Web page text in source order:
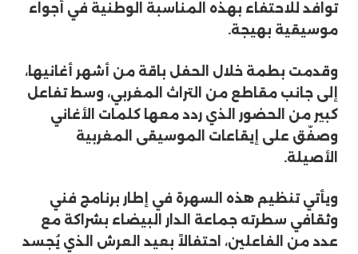
توافد للاحتفاء بهذه المناسبة الوطنية في أجواء
موسيقية بهيجة.
وقدمت بطمة خلال الحفل باقة من أشهر أغانيها،
إلى جانب مقاطع من التراث المغربي، وسط تفاعل
كبير من الحضور الذي ردد معها كلمات الأغاني
وصفّق على إيقاعات الموسيقى المغربية
الأصيلة.
ويأتي تنظيم هذه السهرة في إطار برنامج فني
وثقافي سطرته جماعة الدار البيضاء بشراكة مع
عدد من الفاعلين، احتفالاً بعيد العرش الذي يُجسد